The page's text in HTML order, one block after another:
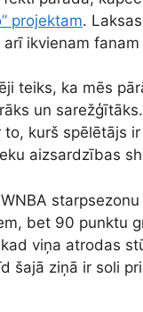
projektam.
ikvienam
teiks, ka mēs
un
kurš spēlētājs
aizsardzības
bet 90 punktu
viņa atrodas
šajā ziņā ir soli